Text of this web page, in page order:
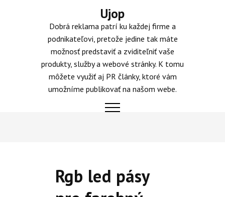
Ujop
Dobrá reklama patrí ku každej firme a
podnikateľovi, pretože jedine tak máte
možnosť predstaviť a zviditeľniť vaše
produkty, služby a webové stránky. K tomu
môžete využiť aj PR články, ktoré vám
umožníme publikovať na našom webe.
Rgb led pásy